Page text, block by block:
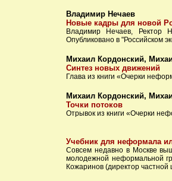
Владимир Нечаев
Новые кадры для новой
Владимир Нечаев, Ректор
Опубликовано в "Российском
Михаил Кордонский,
Синтез новых движений
Глава из книги «Очерки
Михаил Кордонский,
Точки потоков
Отрывок из книги «Очерки
Учебник для неформала
Совсем недавно в Москве
молодежной неформальной
Кожаринов (директор